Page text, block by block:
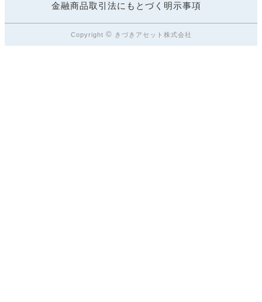
金融商品取引法にもとづく明示事項
Copyright © きづきアセット株式会社